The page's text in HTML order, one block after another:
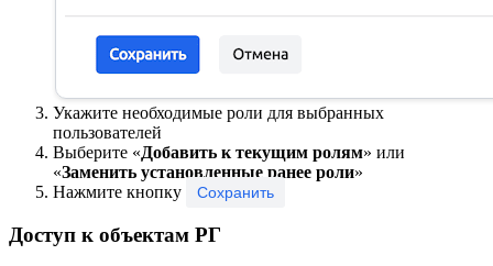
Укажите необходимые роли для выбранных
пользователей
Выберите «Добавить к текущим ролям» или
«Заменить установленные ранее роли»
Нажмите кнопку
Сохранить
Доступ к объектам РГ